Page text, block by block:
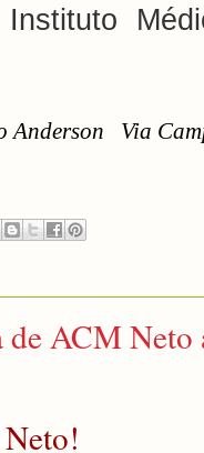
Anderson Via
ACM